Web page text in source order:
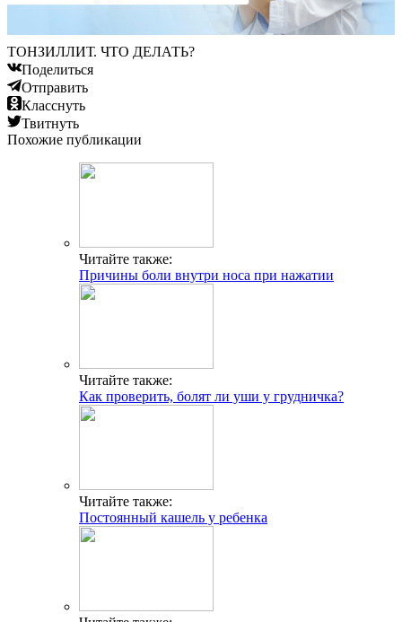
ТОНЗИЛЛИТ. ЧТО ДЕЛАТЬ?
Поделиться
Отправить
Класснуть
Твитнуть
Похожие публикации
Читайте также:
Причины боли внутри носа при нажатии
Читайте также:
Как проверить, болят ли уши у грудничка?
Читайте также:
Постоянный кашель у ребенка